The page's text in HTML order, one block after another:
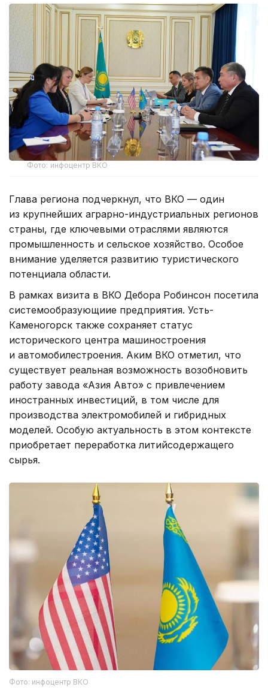
Фото: инфоцентр ВКО
Глава региона подчеркнул, что ВКО — один
из крупнейших аграрно-индустриальных регионов
страны, где ключевыми отраслями являются
промышленность и сельское хозяйство. Особое
внимание уделяется развитию туристического
потенциала области.
В рамках визита в ВКО Дебора Робинсон посетила
системообразующиие предприятия. Усть-
Каменогорск также сохраняет статус
исторического центра машиностроения
и автомобилестроения. Аким ВКО отметил, что
существует реальная возможность возобновить
работу завода «Азия Авто» с привлечением
иностранных инвестиций, в том числе для
производства электромобилей и гибридных
моделей. Особую актуальность в этом контексте
приобретает переработка литийсодержащего
сырья.
Фото: инфоцентр ВКО